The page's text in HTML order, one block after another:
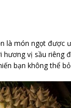
là món ngọt được
vị sầu riêng
bạn không thể